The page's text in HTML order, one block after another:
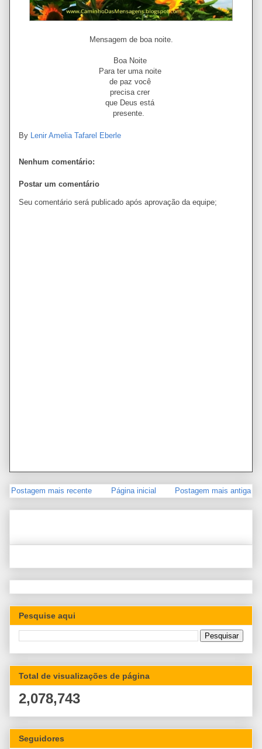
Mensagem de boa noite.
Boa Noite
Para ter uma noite
de paz você
precisa crer
que Deus está
presente.
By Lenir Amelia Tafarel Eberle
Nenhum comentário:
Postar um comentário
Seu comentário será publicado após aprovação da equipe;
Postagem mais recente Postagem mais antiga
Página inicial
Pesquise aqui
Total de visualizações de página
2,078,743
Seguidores